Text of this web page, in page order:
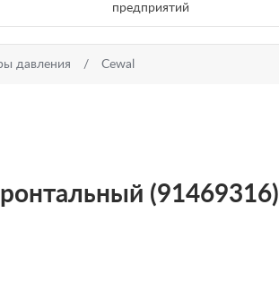
предприятий
давления Cewal
(91469316)